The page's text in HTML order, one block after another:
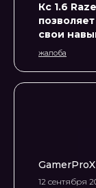
Кс 1.6
свои
жалоба
GamerProX
12 сентября